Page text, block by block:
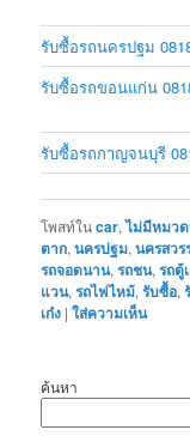
รับซื้อรถนครปฐม
รับซื้อรถขอนแก่น
รับซื้อรถกาญจนบุรี
โพสท์ในcar,ไม่มีหมว
ตาก,นครปฐม,นครสวร
รถจอดนาน,รถชน,รถตู้
แวน,รถไฟไหม้,รับซื้อ,
เก๋ง |ใส่ความเห็น
ค้นหา